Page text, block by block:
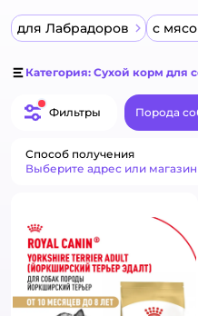
для Лабрадоров с
Категория: Сухой корм для
Фильтры Порода
Способ получения
Выберите адрес или магазин